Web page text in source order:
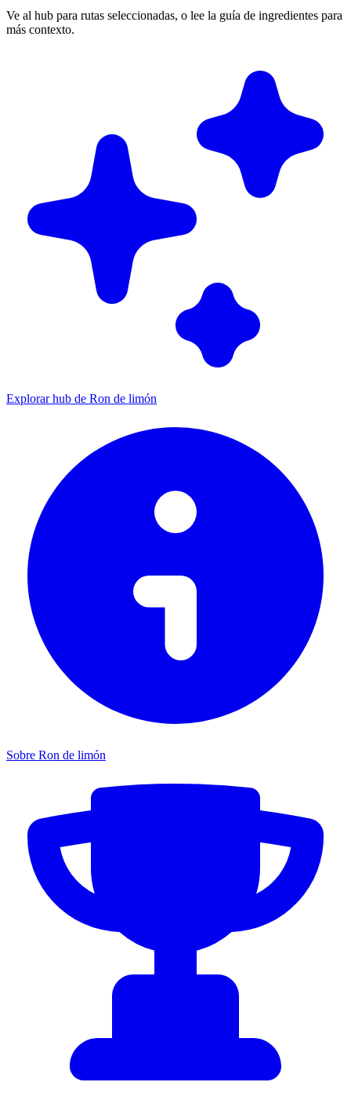
Ve al hub para rutas seleccionadas, o lee la guía de ingredientes para
más contexto.
Explorar hub de Ron de limón
Sobre Ron de limón